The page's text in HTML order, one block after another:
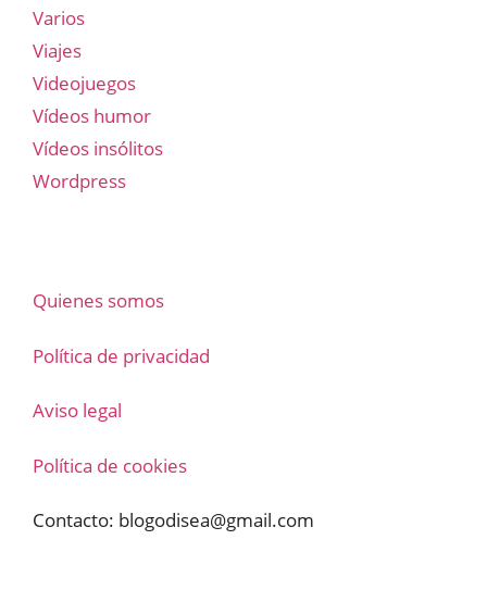
Varios
Viajes
Videojuegos
Vídeos humor
Vídeos insólitos
Wordpress
Quienes somos
Política de privacidad
Aviso legal
Política de cookies
Contacto: blogodisea@gmail.com